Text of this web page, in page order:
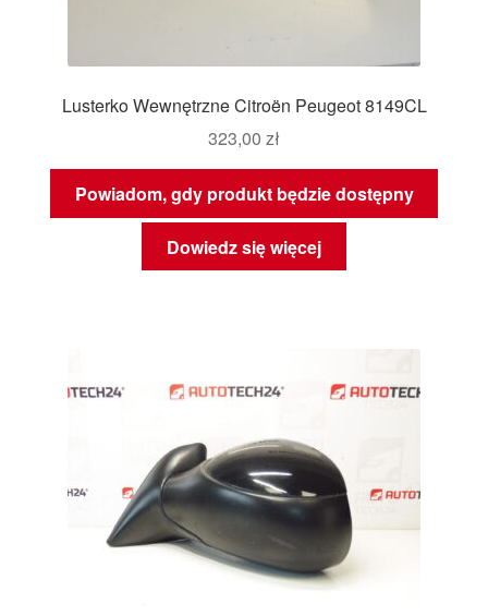
Lusterko Wewnętrzne Citroën Peugeot 8149CL
323,00 zł
Powiadom, gdy produkt będzie dostępny
Dowiedz się więcej